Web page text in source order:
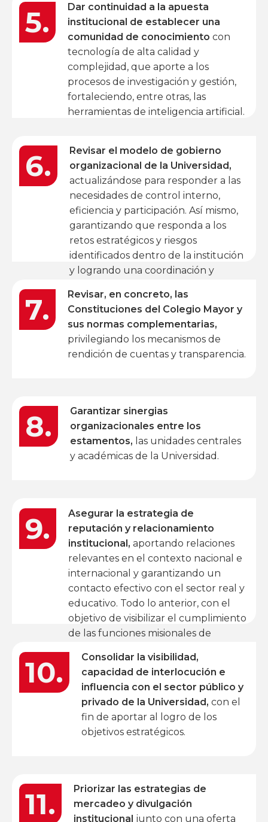
5.
Dar continuidad a la apuesta
institucional de establecer una
comunidad de conocimientocon
tecnología de alta calidad y
complejidad, que aporte a los
procesos de investigación y gestión,
fortaleciendo, entre otras, las
herramientas de inteligencia artificial.
6.
Revisar el modelo de gobierno
organizacional de la Universidad,
actualizándose para responder a las
necesidades de control interno,
eficiencia y participación. Así mismo,
garantizando que responda a los
retos estratégicos y riesgos
identificados dentro de la institución
y logrando una coordinación y
distintos actores.
7.
Revisar, en concreto, las
Constituciones del Colegio Mayor y
sus normas complementarias,
privilegiando los mecanismos de
rendición de cuentas y transparencia.
8.
Garantizar sinergias
organizacionales entre los
estamentos, las unidades centrales
y académicas de la Universidad.
9.
Asegurar la estrategia de
reputación y relacionamiento
institucional,aportando relaciones
relevantes en el contexto nacional e
internacional y garantizando un
contacto efectivo con el sector real y
educativo. Todo lo anterior, con el
objetivo de visibilizar el cumplimiento
de las funciones misionales de
10.
Consolidar la visibilidad,
capacidad de interlocución e
influencia con el sector público y
privado de la Universidad,con el
fin de aportar al logro de los
objetivos estratégicos.
11.
Priorizar las estrategias de
mercadeo y divulgación
institucional junto con una oferta